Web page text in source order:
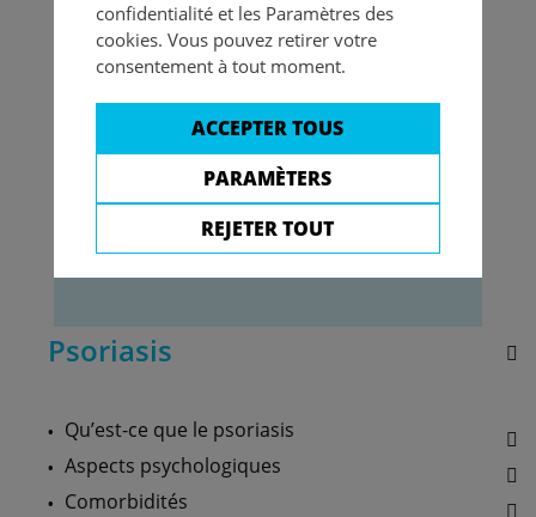
Play
Video
Fais face avec ton psoriasis
Psoriasis
Qu’est-ce que le psoriasis
Aspects psychologiques
Comorbidités
confidentialité et les Paramètres des
cookies. Vous pouvez retirer votre
consentement à tout moment.
ACCEPTER TOUS
PARAMÈTERS
REJETER TOUT